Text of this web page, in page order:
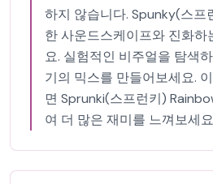
하지 않습니다. Spunky(스프
한 사운드스케이프와 진화하
요. 실험적인 비주얼을 탐색
기의 믹스를 만들어보세요.
면 Sprunki(스프런키)
여 더 많은 재미를 느껴보세